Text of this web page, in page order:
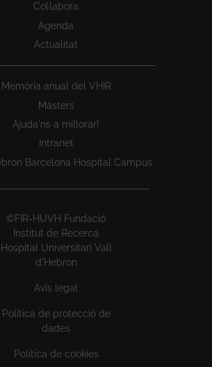
Col·labora
Agenda
Actualitat
Memòria anual del VHIR
Màsters
Ajuda'ns a millorar!
Intranet
Barcelona Hospital Campus
©FIR-HUVH Fundació
Institut de Recerca
Hospital Universitari Vall
d'Hebron
Avís legal
Política de protecció de
dades
Política de cookies